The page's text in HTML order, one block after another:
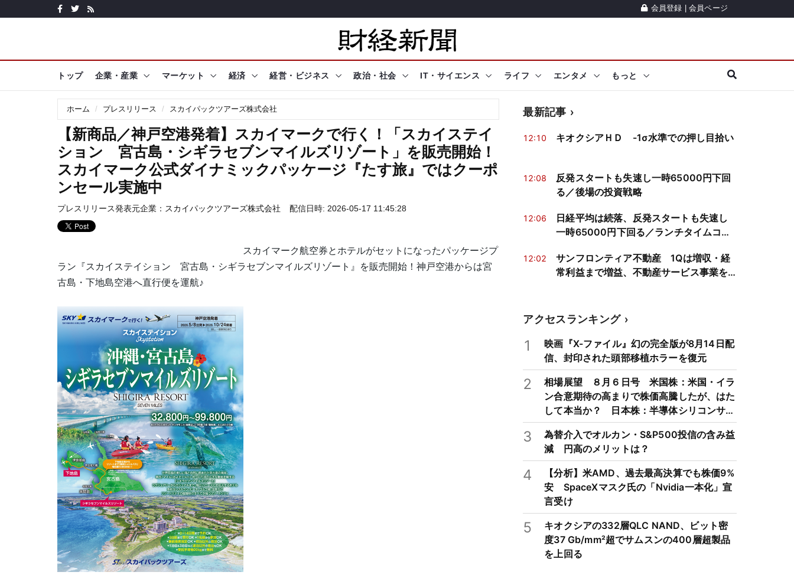
会員登録 会員ページ
トップ 企業・産業 マーケット 経済 経営・ビジネス 政治・社会 IT・サイエンス ライフ エンタメ もっと
ホーム プレスリリース スカイパックツアーズ株式会社
【新商品／神戸空港発着】スカイマークで行く！「スカイステイ
ション 宮古島・シギラセブンマイルズリゾート」を販売開始！
スカイマーク公式ダイナミックパッケージ『たす旅』ではクーポ
ンセール実施中
プレスリリース発表元企業： スカイパックツアーズ株式会社 配信日時: 2026-05-17 11:45:28
スカイマーク航空券とホテルがセットになったパッケージプ
ラン『スカイステイション 宮古島・シギラセブンマイルズリゾート』を販売開始！神戸空港からは宮
古島・下地島空港へ直行便を運航♪
最新記事
12:10 キオクシアＨＤ -1σ水準での押し目拾い
12:08
反発スタートも失速し一時65000円下回
る／後場の投資戦略
12:06
日経平均は続落、反発スタートも失速し
一時65000円下回る／ランチタイムコメ
12:02
サンフロンティア不動産 1Qは増収・経
常利益まで増益、不動産サービス事業を
アクセスランキング
1
映画『X-ファイル』幻の完全版が8月14日配
信、封印された頭部移植ホラーを復元
2
相場展望 ８月６日号 米国株：米国・イラ
ン合意期待の高まりで株価高騰したが、はた
して本当か？ 日本株：半導体シリコンサイ
クルは3～4年周期で好・不況を繰り返すた
め注意
3
為替介入でオルカン・S&P500投信の含み益
減 円高のメリットは？
4
【分析】米AMD、過去最高決算でも株価9%
安 SpaceXマスク氏の「Nvidia一本化」宣
言受け
5
キオクシアの332層QLC NAND、ビット密
度37 Gb/mm²超でサムスンの400層超製品
を上回る